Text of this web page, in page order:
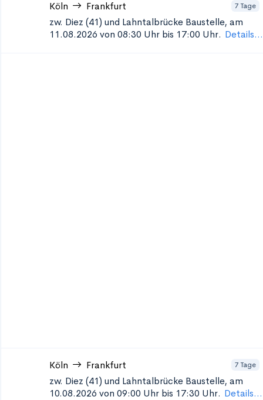
Köln Frankfurt 7 Tage
zw. Diez (41) und Lahntalbrücke Baustelle, am
11.08.2026 von 08:30 Uhr bis 17:00 Uhr. Details...
Köln Frankfurt 7 Tage
zw. Diez (41) und Lahntalbrücke Baustelle, am
10.08.2026 von 09:00 Uhr bis 17:30 Uhr. Details...